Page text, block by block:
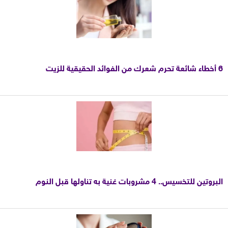
6 أخطاء شائعة تحرم شعرك من الفوائد الحقيقية للزيت
البروتين للتخسيس.. 4 مشروبات غنية به تناولها قبل النوم